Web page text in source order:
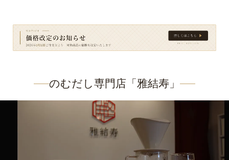
のむだし専門店「雅結寿」